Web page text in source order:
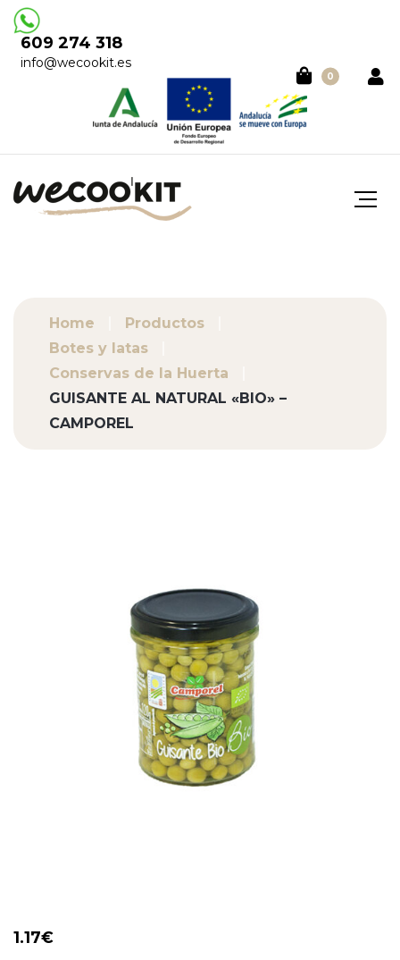
609 274 318
info@wecookit.es
0
Home
Productos
Botes y latas
Conservas de la Huerta
GUISANTE AL NATURAL «BIO» –
CAMPOREL
1.17€